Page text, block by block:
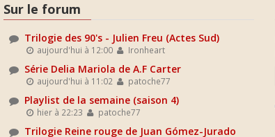
Sur le forum
Trilogie des 90's - Julien Freu (Actes Sud)
aujourd'hui à 12:00 Ironheart
Série Delia Mariola de A.F Carter
aujourd'hui à 11:02 patoche77
Playlist de la semaine (saison 4)
hier à 22:23 patoche77
Trilogie Reine rouge de Juan Gómez-Jurado